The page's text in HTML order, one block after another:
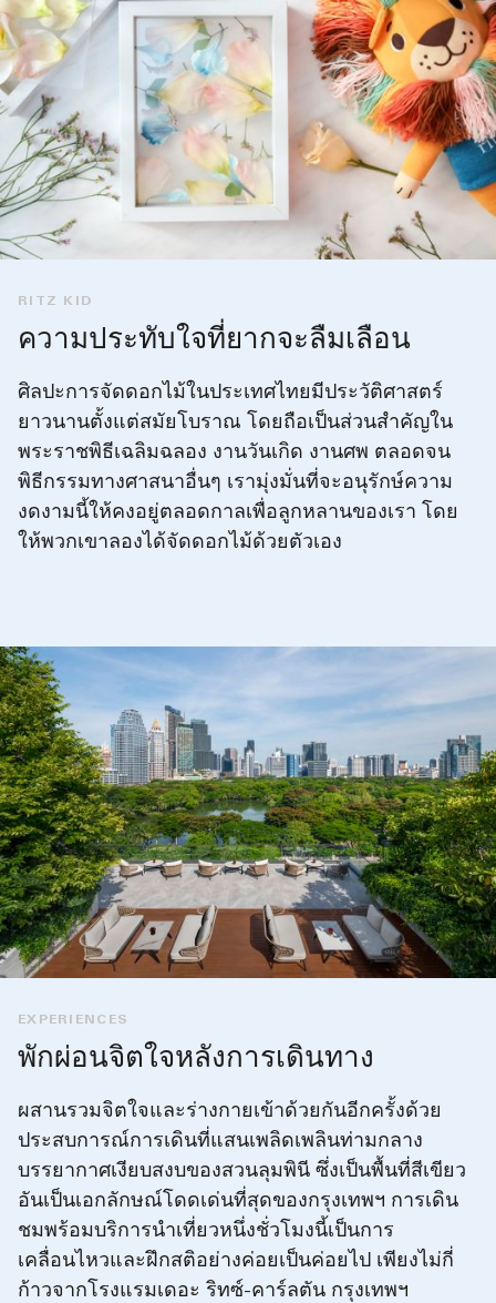
RITZ KID
ความประทับใจที่ยากจะลืมเลือน
ศิลปะการจัดดอกไม้ในประเทศไทยมีประวัติศาสตร์
ยาวนานตั้งแต่สมัยโบราณ โดยถือเป็นส่วนสำคัญใน
พระราชพิธีเฉลิมฉลอง งานวันเกิด งานศพ ตลอดจน
พิธีกรรมทางศาสนาอื่นๆ เรามุ่งมั่นที่จะอนุรักษ์ความ
งดงามนี้ให้คงอยู่ตลอดกาลเพื่อลูกหลานของเรา โดย
ให้พวกเขาลองได้จัดดอกไม้ด้วยตัวเอง
EXPERIENCES
พักผ่อนจิตใจหลังการเดินทาง
ผสานรวมจิตใจและร่างกายเข้าด้วยกันอีกครั้งด้วย
ประสบการณ์การเดินที่แสนเพลิดเพลินท่ามกลาง
บรรยากาศเงียบสงบของสวนลุมพินี ซึ่งเป็นพื้นที่สีเขียว
อันเป็นเอกลักษณ์โดดเด่นที่สุดของกรุงเทพฯ การเดิน
ชมพร้อมบริการนำเที่ยวหนึ่งชั่วโมงนี้เป็นการ
เคลื่อนไหวและฝึกสติอย่างค่อยเป็นค่อยไป เพียงไม่กี่
ก้าวจากโรงแรมเดอะ ริทซ์-คาร์ลตัน กรุงเทพฯ